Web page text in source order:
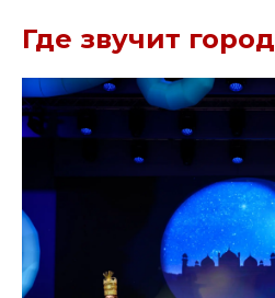
Где звучит город